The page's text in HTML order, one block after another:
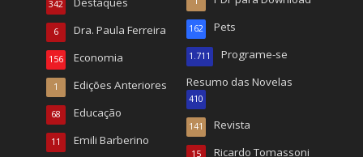
342
Dra. Paula Ferreira
6
Economia
156
Edições Anteriores
1
Educação
68
Emili Barberino
11
Pets
162
Programe-se
1.711
Resumo das Novelas
410
Revista
141
Ricardo Tomassoni
15